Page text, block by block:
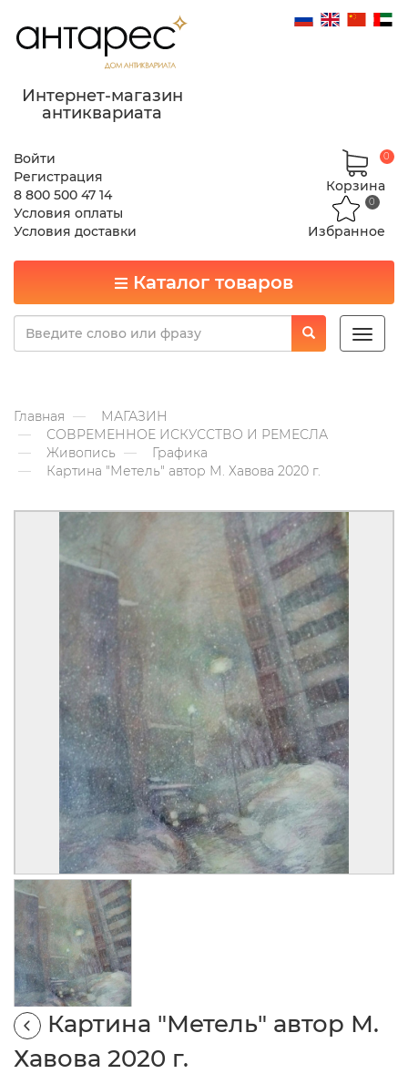
Интернет-магазин
антиквариата
Войти
Регистрация
8 800 500 47 14
Условия оплаты
Условия доставки
Корзина
0
Избранное
0
Каталог товаров
Toggle
Главная
МАГАЗИН
СОВРЕМЕННОЕ ИСКУССТВО И РЕМЕСЛА
Живопись
Графика
Картина "Метель" автор М. Хавова 2020 г.
Картина "Метель" автор М.
Хавова 2020 г.